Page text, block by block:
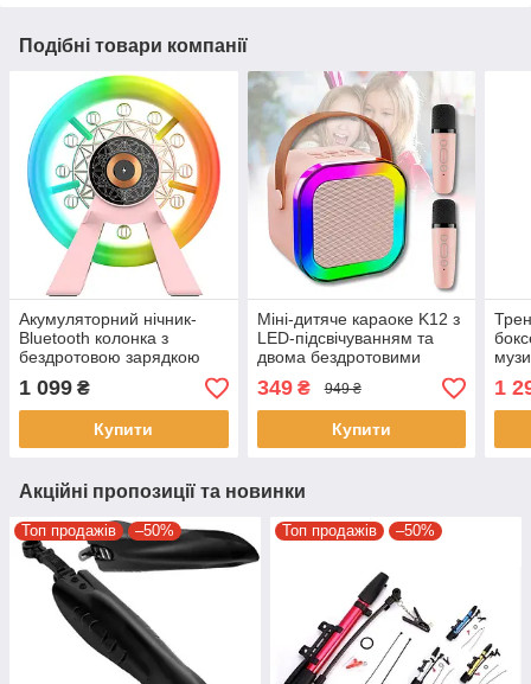
Подібні товари компанії
Акумуляторний нічник-
Bluetooth колонка з
бездротовою зарядкою
підсвічуванням Карусель
L-38B
1 099 ₴
Купити
Міні-дитяче караоке K12 з
LED-підсвічуванням та
двома бездротовими
349₴ 949 ₴
Купити
1
Акційні пропозиції та новинки
Топ продажів –50% Топ продажів –50%